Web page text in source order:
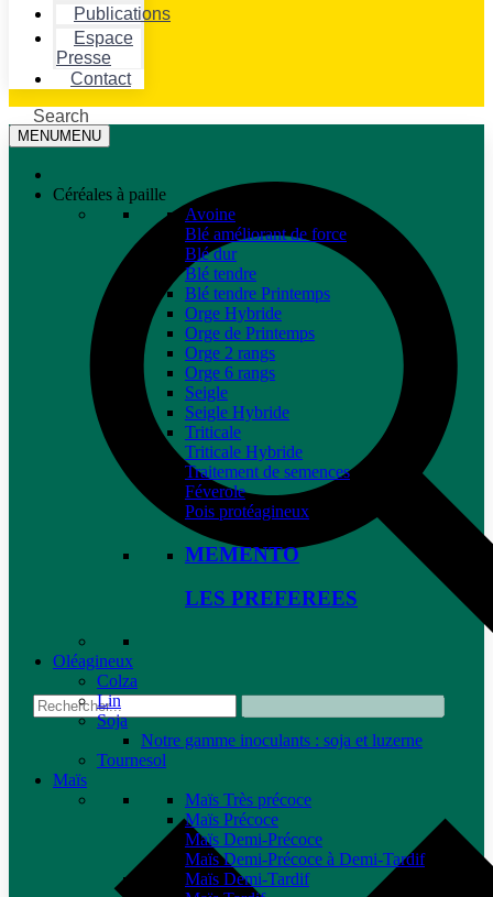
Publications
Espace
Presse
Contact
Search
MENUMENU
Céréales à paille
Avoine
Blé améliorant de force
Blé dur
Blé tendre
Blé tendre Printemps
Orge Hybride
Orge de Printemps
Orge 2 rangs
Orge 6 rangs
Seigle
Seigle Hybride
Triticale
Triticale Hybride
Traitement de semences
Féverole
Pois protéagineux
MEMENTO
LES PREFEREES
Oléagineux
Colza
Lin
Soja
Notre gamme inoculants : soja et luzerne
Tournesol
Maïs
Maïs Très précoce
Maïs Précoce
Maïs Demi-Précoce
Maïs Demi-Précoce à Demi-Tardif
Maïs Demi-Tardif